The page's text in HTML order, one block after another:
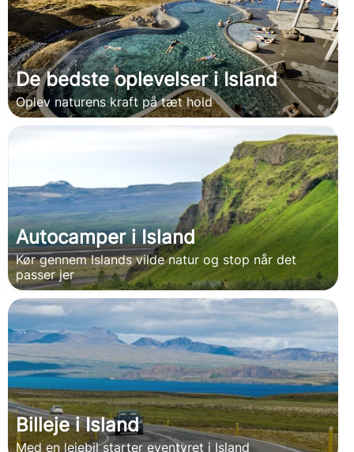
De bedste oplevelser i Island
Oplev naturens kraft på tæt hold
Autocamper i Island
Kør gennem Islands vilde natur og stop når det
passer jer
Billeje i Island
Med en lejebil starter eventyret i Island